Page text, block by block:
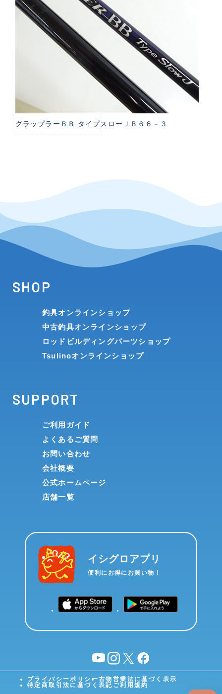
グラップラーＢＢ タイプスローＪＢ６６－３
SHOP
釣具オンラインショップ
中古釣具オンラインショップ
ロッドビルディングパーツショップ
Tsulinoオンラインショップ
SUPPORT
ご利用ガイド
よくあるご質問
お問い合わせ
会社概要
公式ホームページ
店舗一覧
イシグロアプリ
便利にお得にお買い物！
YouTubeinstagram
X facebook
プライバシーポリシー古物営業法に基づく表示
特定商取引法に基づく表記 ご利用規約